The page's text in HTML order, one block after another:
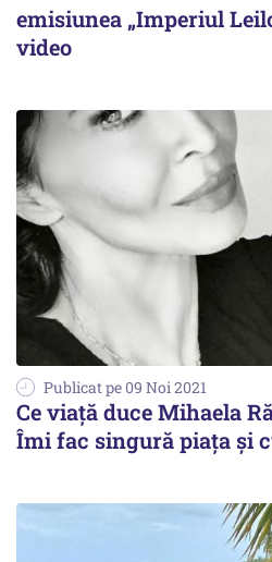
emisiunea „Imperiul
video
Publicat pe 09 Noi 2021
Ce viață duce Mihaela
Îmi fac singură piața și